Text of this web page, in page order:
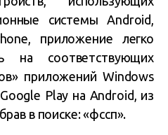
системы Android,
приложение легко
на соответствующих
приложений Windows
Play на Android, из
в поиске: «фссп».